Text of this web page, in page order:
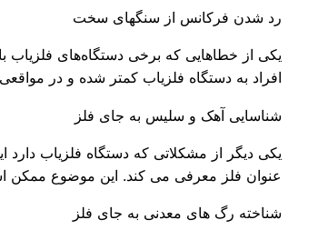
رد شدن فرکانس از سنگهای سخت
یکی از خطاهایی که برخی دستگاه‌های
افراد به دستگاه فلزیاب کمتر شده و در
شناسایی آهک و سلیس به جای فلز
یکی دیگر از مشکلاتی که دستگاه فلزیاب
عنوان فلز معرفی می کند. این موضوع ممکن
شناخته رگ های معدنی به جای فلز